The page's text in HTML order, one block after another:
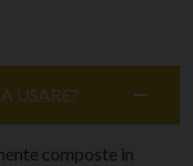
USARE?
composte in